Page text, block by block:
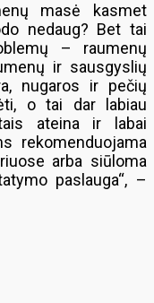
masė kasmet
nedaug? Bet tai
– raumenų
ir sausgyslių
nugaros ir pečių
o tai dar labiau
ateina ir labai
rekomenduojama
arba siūloma
paslauga“, –